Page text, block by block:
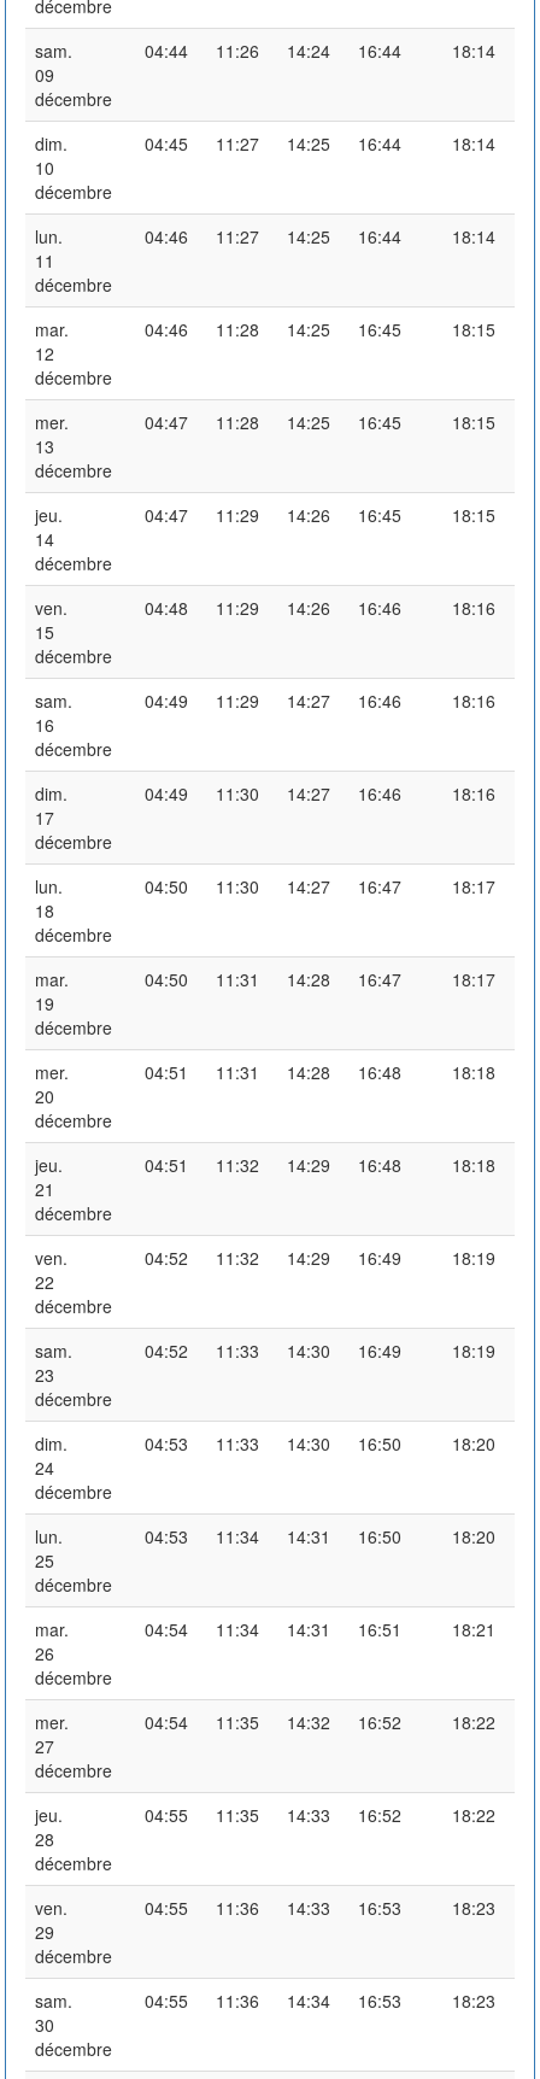
décembre
sam.
09
décembre
04:44 11:26 14:24 16:44 18:14
dim.
10
décembre
04:45 11:27 14:25 16:44 18:14
lun.
11
décembre
04:46 11:27 14:25 16:44 18:14
mar.
12
décembre
04:46 11:28 14:25 16:45 18:15
mer.
13
décembre
04:47 11:28 14:25 16:45 18:15
jeu.
14
décembre
04:47 11:29 14:26 16:45 18:15
ven.
15
décembre
04:48 11:29 14:26 16:46 18:16
sam.
16
décembre
04:49 11:29 14:27 16:46 18:16
dim.
17
décembre
04:49 11:30 14:27 16:46 18:16
lun.
18
décembre
04:50 11:30 14:27 16:47 18:17
mar.
19
décembre
04:50 11:31 14:28 16:47 18:17
mer.
20
décembre
04:51 11:31 14:28 16:48 18:18
jeu.
21
décembre
04:51 11:32 14:29 16:48 18:18
ven.
22
décembre
04:52 11:32 14:29 16:49 18:19
sam.
23
décembre
04:52 11:33 14:30 16:49 18:19
dim.
24
décembre
04:53 11:33 14:30 16:50 18:20
lun.
25
décembre
04:53 11:34 14:31 16:50 18:20
mar.
26
décembre
04:54 11:34 14:31 16:51 18:21
mer.
27
décembre
04:54 11:35 14:32 16:52 18:22
jeu.
28
décembre
04:55 11:35 14:33 16:52 18:22
ven.
29
décembre
04:55 11:36 14:33 16:53 18:23
sam.
30
décembre
04:55 11:36 14:34 16:53 18:23